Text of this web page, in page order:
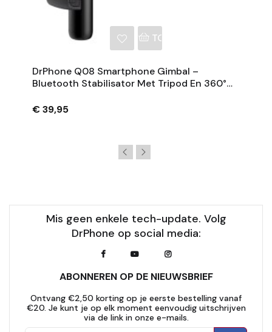
TOEVOEGEN AAN
DrPhone Q08 Smartphone Gimbal –
Bluetooth Stabilisator Met Tripod En 360°
€ 39,95
Mis geen enkele tech-update. Volg
DrPhone op social media:
ABONNEREN OP DE NIEUWSBRIEF
Ontvang €2,50 korting op je eerste bestelling vanaf
€20. Je kunt je op elk moment eenvoudig uitschrijven
via de link in onze e-mails.